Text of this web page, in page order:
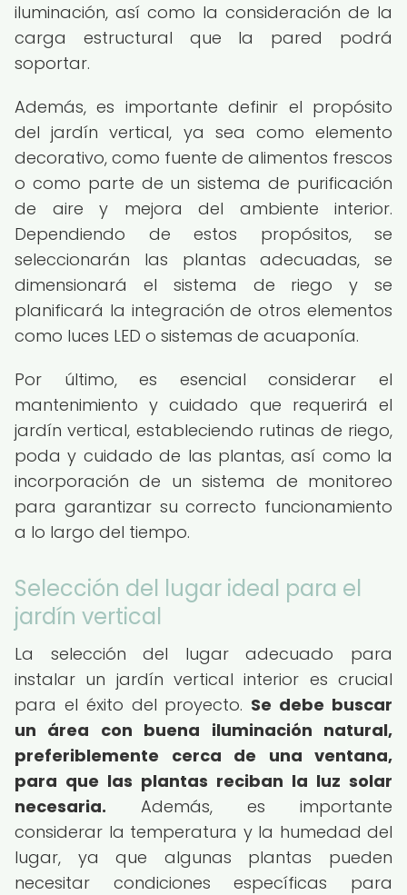
iluminación, así como la consideración de la
carga estructural que la pared podrá
soportar.
Además, es importante definir el propósito
del jardín vertical, ya sea como elemento
decorativo, como fuente de alimentos frescos
o como parte de un sistema de purificación
de aire y mejora del ambiente interior.
Dependiendo de estos propósitos, se
seleccionarán las plantas adecuadas, se
dimensionará el sistema de riego y se
planificará la integración de otros elementos
como luces LED o sistemas de acuaponía.
Por último, es esencial considerar el
mantenimiento y cuidado que requerirá el
jardín vertical, estableciendo rutinas de riego,
poda y cuidado de las plantas, así como la
incorporación de un sistema de monitoreo
para garantizar su correcto funcionamiento
a lo largo del tiempo.
Selección del lugar ideal para el
jardín vertical
La selección del lugar adecuado para
instalar un jardín vertical interior es crucial
para el éxito del proyecto. Se debe buscar
un área con buena iluminación natural,
preferiblemente cerca de una ventana,
para que las plantas reciban la luz solar
necesaria. Además, es importante
considerar la temperatura y la humedad del
lugar, ya que algunas plantas pueden
necesitar condiciones específicas para